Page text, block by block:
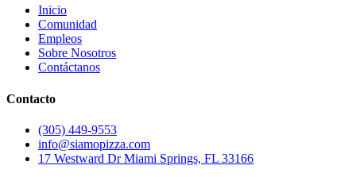
Inicio
Comunidad
Empleos
Sobre Nosotros
Contáctanos
Contacto
(305) 449-9553
info@siamopizza.com
17 Westward Dr Miami Springs, FL 33166